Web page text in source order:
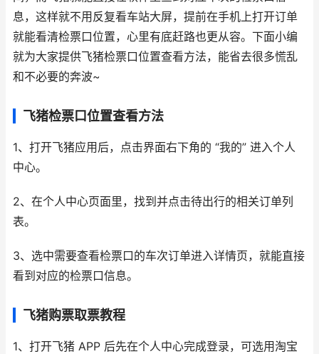
息，这样就不用反复看车站大屏，提前在手机上打开订单
就能看清检票口位置，心里有底赶路也更从容。下面小编
就为大家提供飞猪检票口位置查看方法，能省去很多慌乱
和不必要的奔波~
飞猪检票口位置查看方法
1、打开飞猪应用后，点击界面右下角的 “我的” 进入个人
中心。
2、在个人中心页面里，找到并点击待出行的相关订单列
表。
3、选中需要查看检票口的车次订单进入详情页，就能直接
看到对应的检票口信息。
飞猪购票取票教程
1、打开飞猪 APP 后先在个人中心完成登录，可选用淘宝